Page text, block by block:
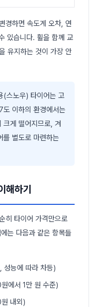
경하면 속도계 오차, 연
있습니다. 휠을 함께 교
유지하는 것이 가장 안
(스노우) 타이어는 고
이하의 환경에서는
크게 떨어지므로, 겨
를 별도로 마련하는
해하기
히 타이어 가격만으로
는 다음과 같은 항목들
성능에 따라 차등)
에서 1만 원 수준)
내외)